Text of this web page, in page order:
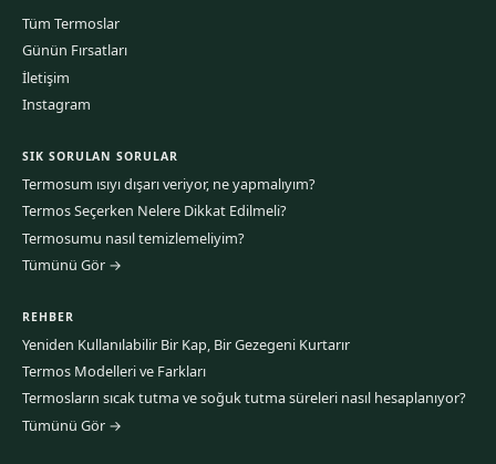
Tüm Termoslar
Günün Fırsatları
İletişim
Instagram
SIK SORULAN SORULAR
Termosum ısıyı dışarı veriyor, ne yapmalıyım?
Termos Seçerken Nelere Dikkat Edilmeli?
Termosumu nasıl temizlemeliyim?
Tümünü Gör →
REHBER
Yeniden Kullanılabilir Bir Kap, Bir Gezegeni Kurtarır
Termos Modelleri ve Farkları
Termosların sıcak tutma ve soğuk tutma süreleri nasıl hesaplanıyor?
Tümünü Gör →